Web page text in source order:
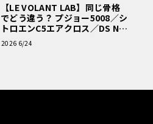
【LE VOLANT LAB】同じ骨格
でどう違う？ プジョー5008／シ
トロエンC5エアクロス／DS Nº4
読者一気乗りレポート
2026 6/24